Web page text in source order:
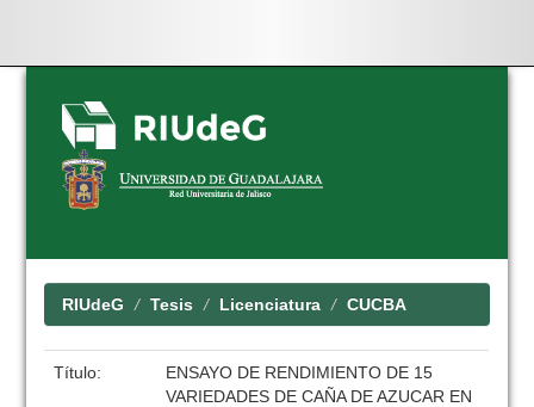
Skip
navigation
RIUdeG Tesis Licenciatura CUCBA
Título:
ENSAYO DE RENDIMIENTO DE 15
VARIEDADES DE CAÑA DE AZUCAR EN